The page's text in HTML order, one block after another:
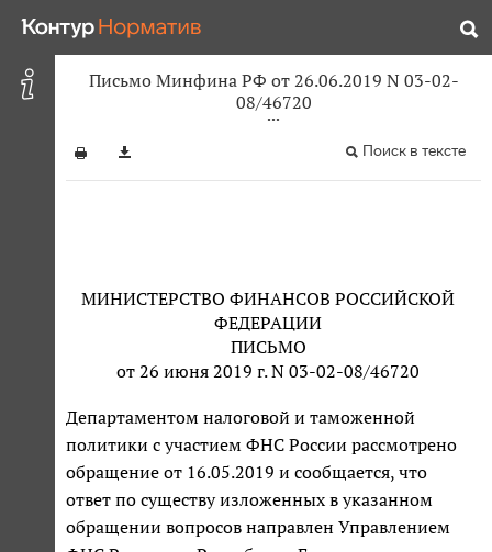
Письмо Минфина РФ от 26.06.2019 N 03-02-
08/46720
Поиск в тексте
МИНИСТЕРСТВО ФИНАНСОВ РОССИЙСКОЙ
ФЕДЕРАЦИИ
ПИСЬМО
от 26 июня 2019 г. N 03-02-08/46720
Департаментом налоговой и таможенной
политики с участием ФНС России рассмотрено
обращение от 16.05.2019 и сообщается, что
ответ по существу изложенных в указанном
обращении вопросов направлен Управлением